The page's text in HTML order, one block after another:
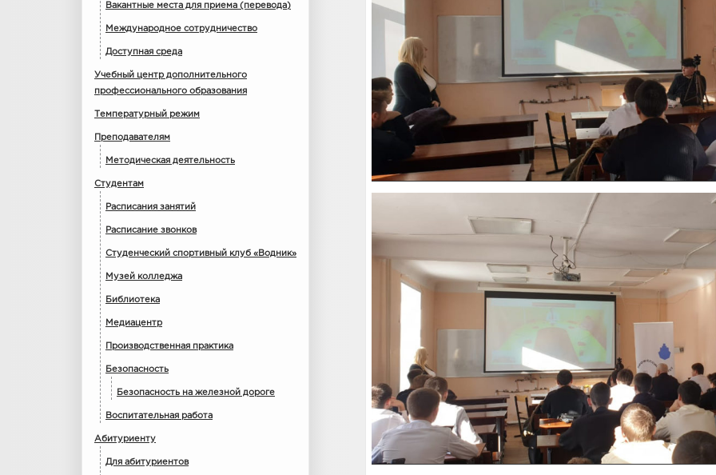
Вакантные места для приема (перевода)
Международное сотрудничество
Доступная среда
Учебный центр дополнительного
профессионального образования
Температурный режим
Преподавателям
Методическая деятельность
Студентам
Расписания занятий
Расписание звонков
Студенческий спортивный клуб «Водник»
Музей колледжа
Библиотека
Медиацентр
Производственная практика
Безопасность
Безопасность на железной дороге
Воспитательная работа
Абитуриенту
Для абитуриентов